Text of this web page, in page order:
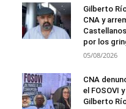
Gilberto
CNA y
por los
05/08/2026
CNA
el FOSOVI
Gilberto